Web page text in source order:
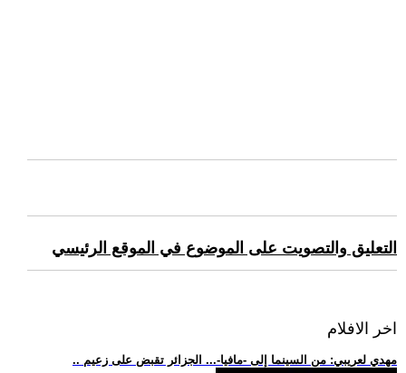
التعليق والتصويت على الموضوع في الموقع الرئيسي
اخر الافلام
.. مهدي لعريبي: من السينما إلى -مافيا-... الجزائر تقبض على زعيم